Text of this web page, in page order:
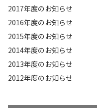
2017年度のお知らせ
2016年度のお知らせ
2015年度のお知らせ
2014年度のお知らせ
2013年度のお知らせ
2012年度のお知らせ